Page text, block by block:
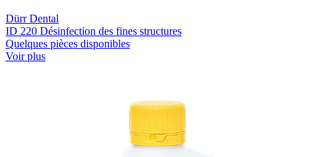
Dürr Dental
ID 220 Désinfection des fines structures
Quelques pièces disponibles
Voir plus